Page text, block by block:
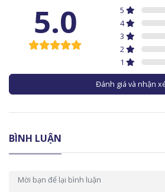
5.0 5
4
3
2
1
Đánh giá và nhận
BÌNH LUẬN